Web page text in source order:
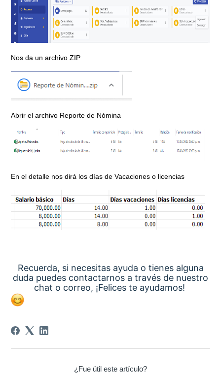
Nos da un archivo ZIP
Abrir el archivo Reporte de Nómina
En el detalle nos dirá los días de Vacaciones o licencias
Recuerda, si necesitas ayuda o tienes alguna
duda puedes contactarnos a través de nuestro
chat o correo, ¡Felices te ayudamos!
¿Fue útil este artículo?